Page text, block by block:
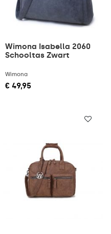
Wimona Isabella 2060
Schooltas Zwart
Wimona
€ 49,95